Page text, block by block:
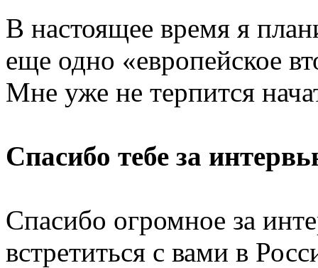
В настоящее время я
еще одно «европейское
Мне уже не терпится
Cпасибо тебе за
Спасибо огромное за
встретиться с вами в